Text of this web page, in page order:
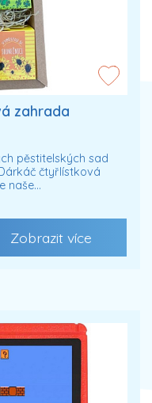
zahrada
pěstitelských sad
čtyřlístková
naše…
Zobrazit více